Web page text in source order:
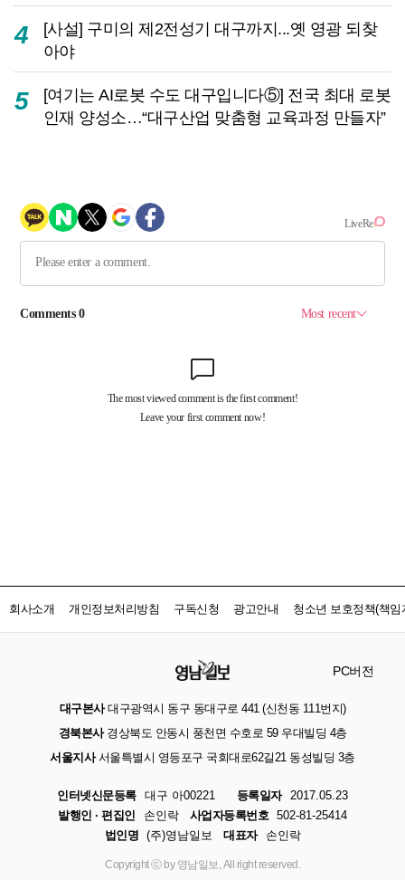
4
[사설] 구미의 제2전성기 대구까지...옛 영광 되찾
아야
5
[여기는 AI로봇 수도 대구입니다⑤] 전국 최대 로봇
인재 양성소…“대구산업 맞춤형 교육과정 만들자”
회사소개 개인정보처리방침 구독신청 광고안내 청소년 보호정책(책임
PC버전
대구본사대구광역시 동구 동대구로 441 (신천동 111번지)
경북본사경상북도 안동시 풍천면 수호로 59 우대빌딩 4층
서울지사서울특별시 영등포구 국회대로62길21 동성빌딩 3층
인터넷신문등록 대구 아00221 등록일자
2017.05.23
발행인 · 편집인
손인락 사업자등록번호 502-81-25414
법인명 (주)영남일보 대표자 손인락
Copyright ⓒ by 영남일보, All right reserved.